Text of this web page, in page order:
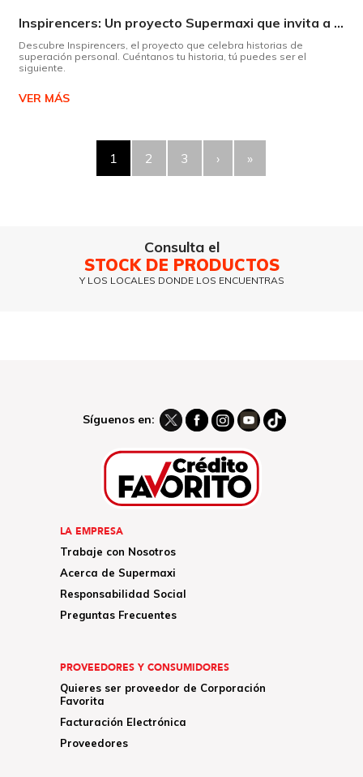
Inspirencers: Un proyecto Supermaxi que invita a ser parte del cambio.
Descubre Inspirencers, el proyecto que celebra historias de
superación personal. Cuéntanos tu historia, tú puedes ser el
siguiente.
VER MÁS
1 2 3 › »
Consulta el
STOCK DE PRODUCTOS
Y LOS LOCALES DONDE LOS ENCUENTRAS
Síguenos en:
LA EMPRESA
Trabaje con Nosotros
Acerca de Supermaxi
Responsabilidad Social
Preguntas Frecuentes
PROVEEDORES Y CONSUMIDORES
Quieres ser proveedor de Corporación
Favorita
Facturación Electrónica
Proveedores